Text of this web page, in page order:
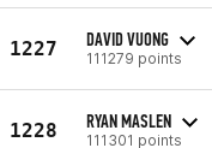
1227 DAVID VUONG
111279 points
1228 RYAN MASLEN
111301 points